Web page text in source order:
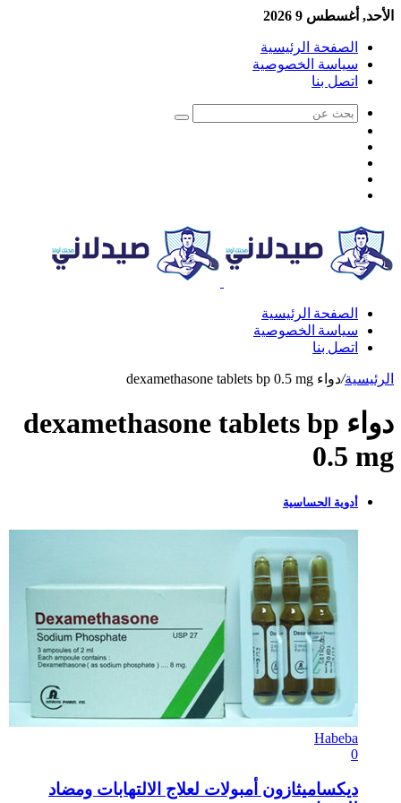
الأحد, أغسطس 9 2026
الصفحة الرئيسية
سياسة الخصوصية
اتصل بنا
الصفحة الرئيسية
سياسة الخصوصية
اتصل بنا
الرئيسية/دواء dexamethasone tablets bp 0.5 mg
دواء dexamethasone tablets bp
0.5 mg
أدوية الحساسية
Habeba
0
ديكساميثازون أمبولات لعلاج الالتهابات ومضاد